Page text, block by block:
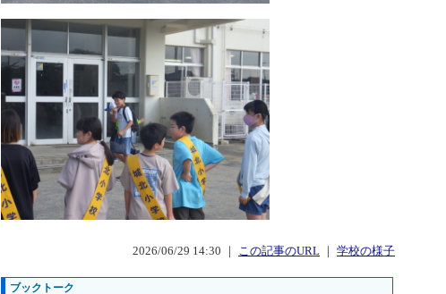
2026/06/29 14:30 ｜ この記事のURL 学校の様子
ブックトーク